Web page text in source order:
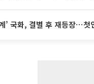
’ 국화, 결별 후 재등장⋯첫